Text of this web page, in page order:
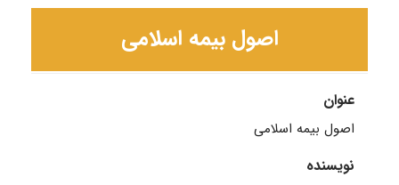
اصول بیمه اسلامی
عنوان
اصول بیمه اسلامی
نویسنده